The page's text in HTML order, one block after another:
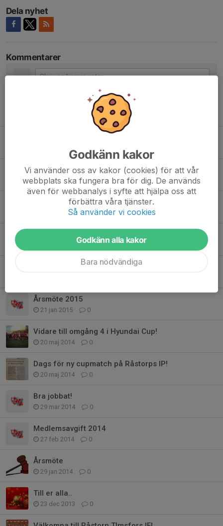
Dela nyhet
Kommentarer
22 maj, 20:09 0
Vi har Joynat...
27 mar 2024 0
Klipp från Kändismatchen 2015
17 sep 2015 0
Kändismatch till Råstorp!
0
Medlemsavgift 2015
Årsmöte 2015
21 jan 2015 0
Vidare till omgång 4 i Hyundai Cup!
20 maj 2014 0
Dags för ny cupmatch på Råstorps IP!
20 maj 2014 0
Bra jobbat!
29 mar 2014 0
Medlemsavgift 2014
27 feb 2014 0
Årsmöte
29 jan 2014 0
Till er alla..
23 dec 2013 0
Godkänn kakor
Vi använder oss av kakor (cookies) för att vår
webbplats ska fungera bra för dig. De används
även för webbanalys i syfte att hjälpa oss att
förbättra våra tjänster.
Så använder vi cookies
Godkänn alla kakor
Bara nödvändiga